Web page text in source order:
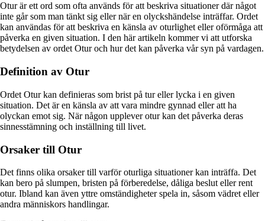
Otur är ett ord som ofta används för att beskriva situationer där något
inte går som man tänkt sig eller när en olyckshändelse inträffar. Ordet
kan användas för att beskriva en känsla av oturlighet eller oförmåga att
påverka en given situation. I den här artikeln kommer vi att utforska
betydelsen av ordet Otur och hur det kan påverka vår syn på vardagen.
Definition av Otur
Ordet Otur kan definieras som brist på tur eller lycka i en given
situation. Det är en känsla av att vara mindre gynnad eller att ha
olyckan emot sig. När någon upplever otur kan det påverka deras
sinnesstämning och inställning till livet.
Orsaker till Otur
Det finns olika orsaker till varför oturliga situationer kan inträffa. Det
kan bero på slumpen, bristen på förberedelse, dåliga beslut eller rent
otur. Ibland kan även yttre omständigheter spela in, såsom vädret eller
andra människors handlingar.